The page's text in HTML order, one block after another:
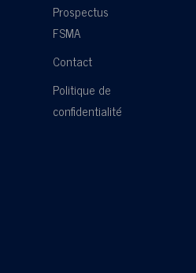
Prospectus
FSMA
Contact
Politique de
confidentialité